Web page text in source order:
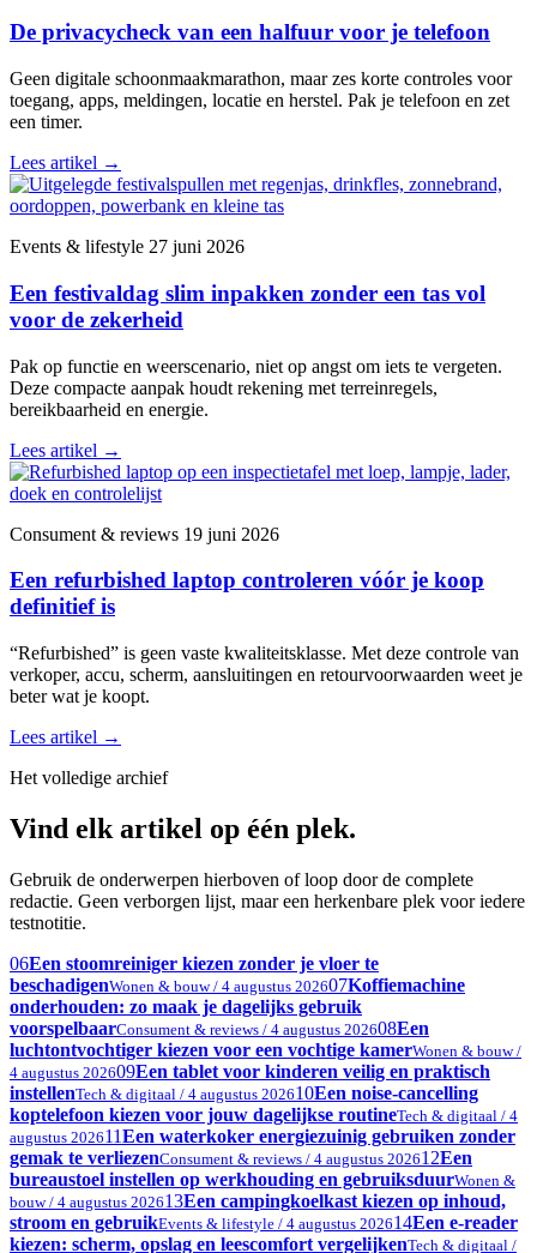
De privacycheck van een halfuur voor je telefoon
Geen digitale schoonmaakmarathon, maar zes korte controles voor
toegang, apps, meldingen, locatie en herstel. Pak je telefoon en zet
een timer.
Lees artikel →
Events & lifestyle 27 juni 2026
Een festivaldag slim inpakken zonder een tas vol
voor de zekerheid
Pak op functie en weerscenario, niet op angst om iets te vergeten.
Deze compacte aanpak houdt rekening met terreinregels,
bereikbaarheid en energie.
Lees artikel →
Consument & reviews 19 juni 2026
Een refurbished laptop controleren vóór je koop
definitief is
“Refurbished” is geen vaste kwaliteitsklasse. Met deze controle van
verkoper, accu, scherm, aansluitingen en retourvoorwaarden weet je
beter wat je koopt.
Lees artikel →
Het volledige archief
Vind elk artikel op één plek.
Gebruik de onderwerpen hierboven of loop door de complete
redactie. Geen verborgen lijst, maar een herkenbare plek voor iedere
testnotitie.
06Een stoomreiniger kiezen zonder je vloer te
beschadigenWonen & bouw / 4 augustus 202607Koffiemachine
onderhouden: zo maak je dagelijks gebruik
voorspelbaarConsument & reviews / 4 augustus 202608Een
luchtontvochtiger kiezen voor een vochtige kamerWonen & bouw /
4 augustus 202609Een tablet voor kinderen veilig en praktisch
instellenTech & digitaal / 4 augustus 202610Een noise-cancelling
koptelefoon kiezen voor jouw dagelijkse routineTech & digitaal / 4
augustus 202611Een waterkoker energiezuinig gebruiken zonder
gemak te verliezenConsument & reviews / 4 augustus 202612Een
bureaustoel instellen op werkhouding en gebruiksduurWonen &
bouw / 4 augustus 202613Een campingkoelkast kiezen op inhoud,
stroom en gebruikEvents & lifestyle / 4 augustus 202614Een e-reader
kiezen: scherm, opslag en leescomfort vergelijkenTech & digitaal /